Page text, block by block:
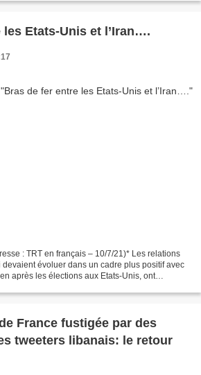
les Etats-Unis et l’Iran….
: TRT en français – 10/7/21)* Les relations
évoluer dans un cadre plus positif avec
après les élections aux Etats-Unis, ont
France fustigée par des
tweeters libanais: le retour